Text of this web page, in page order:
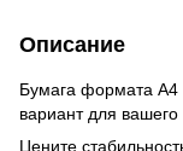
Описание
Бумага формата А4
вариант для вашего
Цените